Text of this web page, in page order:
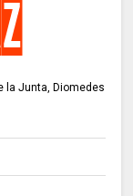
la Junta, Diomedes